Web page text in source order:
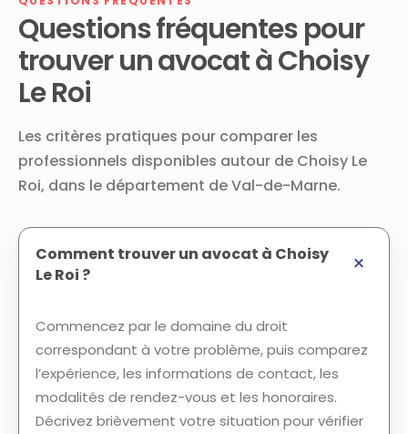
Questions fréquentes pour
trouver un avocat à Choisy
Le Roi
Les critères pratiques pour comparer les
professionnels disponibles autour de Choisy Le
Roi, dans le département de Val-de-Marne.
Comment trouver un avocat à Choisy
Le Roi ?
Commencez par le domaine du droit
correspondant à votre problème, puis comparez
l’expérience, les informations de contact, les
modalités de rendez-vous et les honoraires.
Décrivez brièvement votre situation pour vérifier